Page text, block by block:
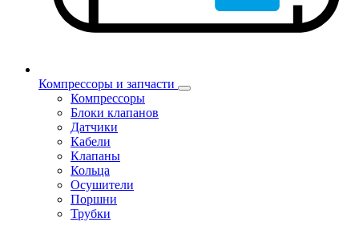
Компрессоры и запчасти
Компрессоры
Блоки клапанов
Датчики
Кабели
Клапаны
Кольца
Осушители
Поршни
Трубки